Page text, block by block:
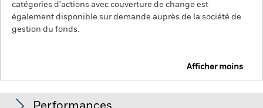
catégories d'actions avec couverture de change est
également disponible sur demande auprès de la société de
gestion du fonds.
Afficher moins
Screened Fund